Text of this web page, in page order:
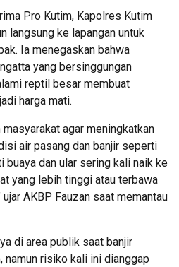
Pro Kutim, Kapolres Kutim
langsung ke lapangan untuk
Ia menegaskan bahwa
yang bersinggungan
reptil besar membuat
harga mati.
agar meningkatkan
air pasang dan banjir seperti
buaya dan ular sering kali naik ke
yang lebih tinggi atau terbawa
AKBP Fauzan saat memantau
di area publik saat banjir
namun risiko kali ini dianggap